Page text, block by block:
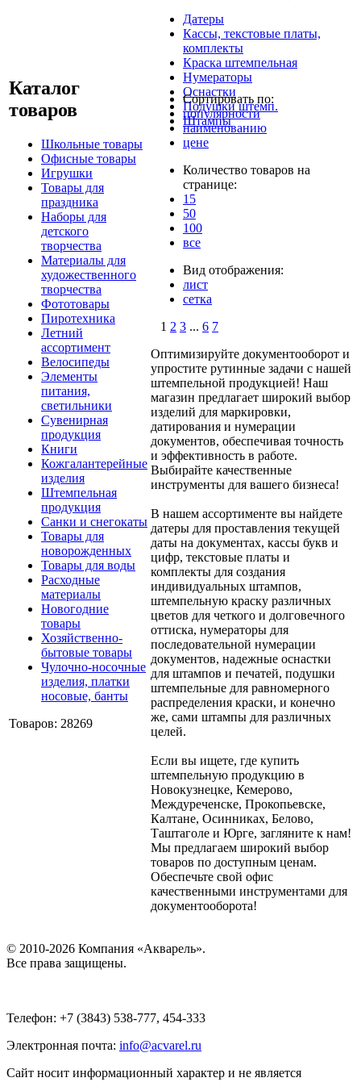
Каталог
товаров
Школьные товары
Офисные товары
Игрушки
Товары для
праздника
Наборы для
детского
творчества
Материалы для
художественного
творчества
Фототовары
Пиротехника
Летний
ассортимент
Велосипеды
Элементы
питания,
светильники
Сувенирная
продукция
Книги
Кожгалантерейные
изделия
Штемпельная
продукция
Санки и снегокаты
Товары для
новорожденных
Товары для воды
Расходные
материалы
Новогодние
товары
Хозяйственно-
бытовые товары
Чулочно-носочные
изделия, платки
носовые, банты
Товаров: 28269
Датеры
Кассы, текстовые платы,
комплекты
Краска штемпельная
Нумераторы
Оснастки
Подушки штемп.
Штампы
Сортировать по:
популярности
наименованию
цене
Количество товаров на
странице:
15
50
100
все
Вид отображения:
лист
сетка
1 2 3 ... 6 7
Оптимизируйте документооборот и
упростите рутинные задачи с нашей
штемпельной продукцией! Наш
магазин предлагает широкий выбор
изделий для маркировки,
датирования и нумерации
документов, обеспечивая точность
и эффективность в работе.
Выбирайте качественные
инструменты для вашего бизнеса!
В нашем ассортименте вы найдете
датеры для проставления текущей
даты на документах, кассы букв и
цифр, текстовые платы и
комплекты для создания
индивидуальных штампов,
штемпельную краску различных
цветов для четкого и долговечного
оттиска, нумераторы для
последовательной нумерации
документов, надежные оснастки
для штампов и печатей, подушки
штемпельные для равномерного
распределения краски, и конечно
же, сами штампы для различных
целей.
Если вы ищете, где купить
штемпельную продукцию в
Новокузнецке, Кемерово,
Междуреченске, Прокопьевске,
Калтане, Осинниках, Белово,
Таштаголе и Юрге, загляните к нам!
Мы предлагаем широкий выбор
товаров по доступным ценам.
Обеспечьте свой офис
качественными инструментами для
документооборота!
© 2010-2026 Компания «Акварель».
Все права защищены.
Телефон: +7 (3843) 538-777, 454-333
Электронная почта: info@acvarel.ru
Сайт носит информационный характер и не является